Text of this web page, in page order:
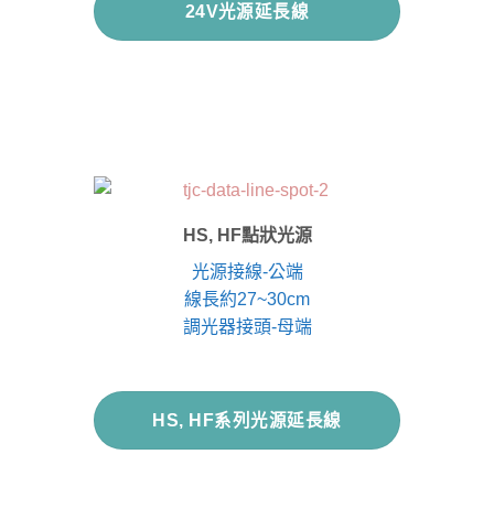
24V光源延長線
HS, HF點狀光源
光源接線-公端
線長約27~30cm
調光器接頭-母端
HS, HF系列光源延長線